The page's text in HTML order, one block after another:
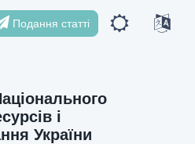
Подання статті
і
України